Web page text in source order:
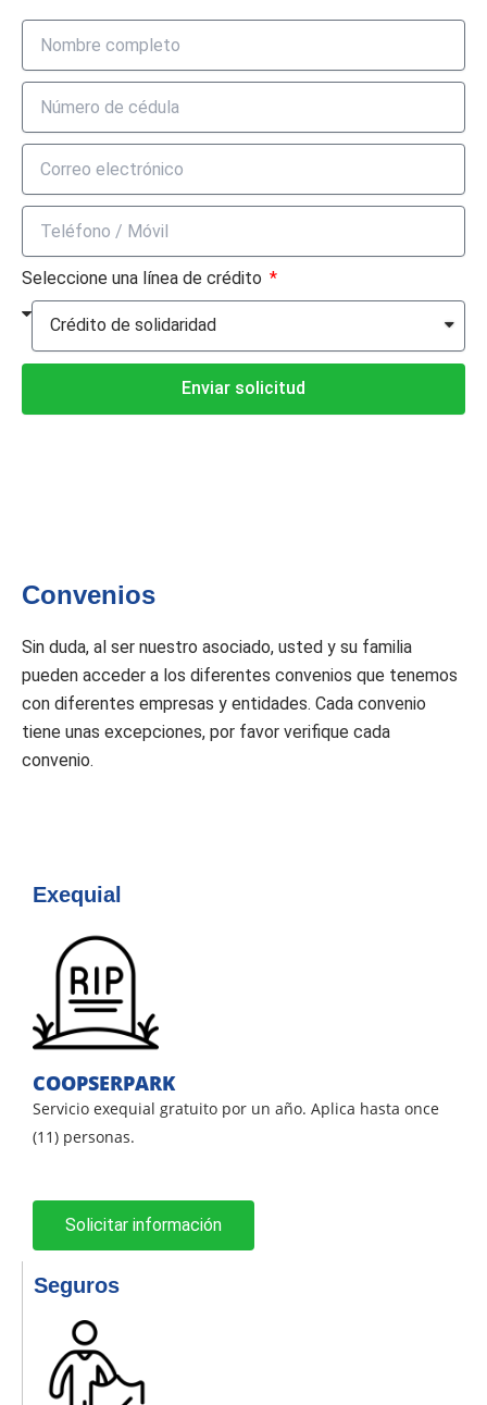
Seleccione una línea de crédito
Enviar solicitud
Convenios
Sin duda, al ser nuestro asociado, usted y su familia
pueden acceder a los diferentes convenios que tenemos
con diferentes empresas y entidades. Cada convenio
tiene unas excepciones, por favor verifique cada
convenio.
Exequial
COOPSERPARK
Servicio exequial gratuito por un año. Aplica hasta once
(11) personas.
Solicitar información
Seguros